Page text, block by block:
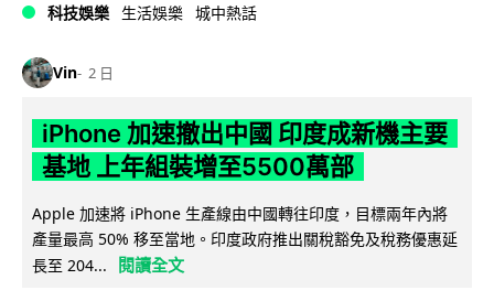
科技娛樂 生活娛樂 城中熱話
Vin 2 日
iPhone 加速撤出中國 印度成新機主要
基地 上年組裝增至5500萬部
Apple 加速將 iPhone 生產線由中國轉往印度，目標兩年內將
產量最高 50% 移至當地。印度政府推出關稅豁免及稅務優惠延
長至 204...
閱讀全文